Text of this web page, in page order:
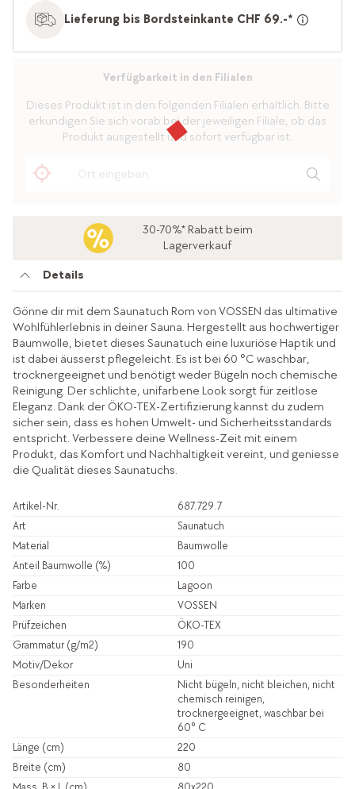
Lieferung bis Bordsteinkante CHF 69.-*
Verfügbarkeit in den Filialen
Dieses Produkt ist in den folgenden Filialen erhältlich. Bitte
erkundigen Sie sich vorab bei der jeweiligen Filiale, ob das
Produkt ausgestellt und sofort verfügbar ist.
30-70%* Rabatt beim
Lagerverkauf
Details
Gönne dir mit dem Saunatuch Rom von VOSSEN das ultimative
Wohlfühlerlebnis in deiner Sauna. Hergestellt aus hochwertiger
Baumwolle, bietet dieses Saunatuch eine luxuriöse Haptik und
ist dabei äusserst pflegeleicht. Es ist bei 60 °C waschbar,
trocknergeeignet und benötigt weder Bügeln noch chemische
Reinigung. Der schlichte, unifarbene Look sorgt für zeitlose
Eleganz. Dank der ÖKO-TEX-Zertifizierung kannst du zudem
sicher sein, dass es hohen Umwelt- und Sicherheitsstandards
entspricht. Verbessere deine Wellness-Zeit mit einem
Produkt, das Komfort und Nachhaltigkeit vereint, und geniesse
die Qualität dieses Saunatuchs.
Artikel-Nr.
687.729.7
Art
Saunatuch
Material
Baumwolle
Anteil Baumwolle (%)
100
Farbe
Lagoon
Marken
VOSSEN
Prüfzeichen
ÖKO-TEX
Grammatur (g/m2)
190
Motiv/Dekor
Uni
Besonderheiten
Nicht bügeln, nicht bleichen, nicht
chemisch reinigen,
trocknergeeignet, waschbar bei
60° C
Länge (cm)
220
Breite (cm)
80